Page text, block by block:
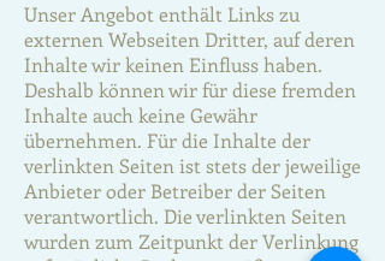
Unser Angebot enthält Links zu
externen Webseiten Dritter, auf deren
Inhalte wir keinen Einfluss haben.
Deshalb können wir für diese fremden
Inhalte auch keine Gewähr
übernehmen. Für die Inhalte der
verlinkten Seiten ist stets der jeweilige
Anbieter oder Betreiber der Seiten
verantwortlich. Die verlinkten Seiten
wurden zum Zeitpunkt der Verlinkung